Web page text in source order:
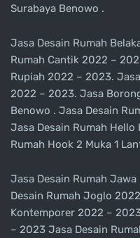
Surabaya Benowo .
Jasa Desain Rumah
Rumah Cantik 2022 –
Rupiah 2022 – 2023.
2022 – 2023. Jasa
Benowo . Jasa Desain
Jasa Desain Rumah
Rumah Hook 2 Muka 1
Jasa Desain Rumah
Desain Rumah Joglo
Kontemporer 2022 –
– 2023 Jasa Desain